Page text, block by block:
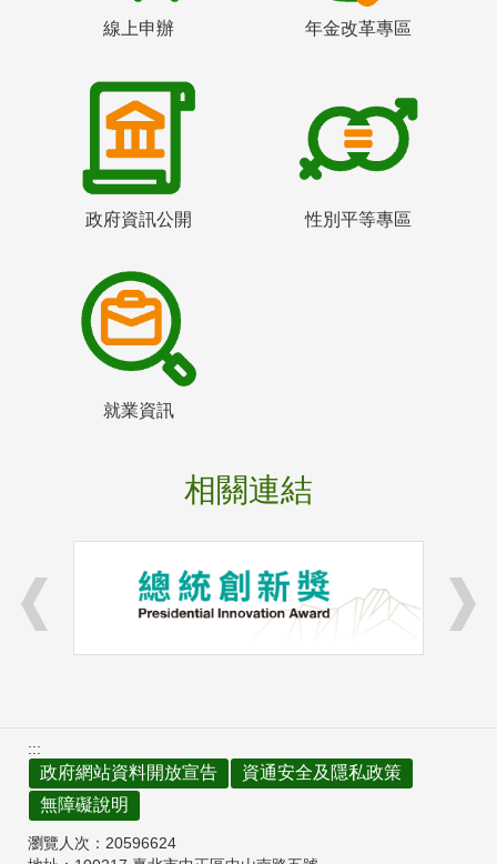
線上申辦 年金改革專區
政府資訊公開 性別平等專區
就業資訊
相關連結
:::
政府網站資料開放宣告
資通安全及隱私政策
無障礙說明
瀏覽人次： 20596624